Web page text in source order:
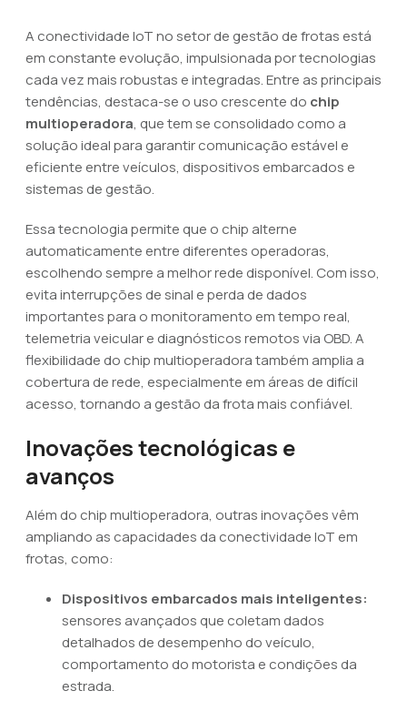
A conectividade IoT no setor de gestão de frotas está
em constante evolução, impulsionada por tecnologias
cada vez mais robustas e integradas. Entre as principais
tendências, destaca-se o uso crescente do chip
multioperadora, que tem se consolidado como a
solução ideal para garantir comunicação estável e
eficiente entre veículos, dispositivos embarcados e
sistemas de gestão.
Essa tecnologia permite que o chip alterne
automaticamente entre diferentes operadoras,
escolhendo sempre a melhor rede disponível. Com isso,
evita interrupções de sinal e perda de dados
importantes para o monitoramento em tempo real,
telemetria veicular e diagnósticos remotos via OBD. A
flexibilidade do chip multioperadora também amplia a
cobertura de rede, especialmente em áreas de difícil
acesso, tornando a gestão da frota mais confiável.
Inovações tecnológicas e
avanços
Além do chip multioperadora, outras inovações vêm
ampliando as capacidades da conectividade IoT em
frotas, como:
Dispositivos embarcados mais inteligentes:
sensores avançados que coletam dados
detalhados de desempenho do veículo,
comportamento do motorista e condições da
estrada.